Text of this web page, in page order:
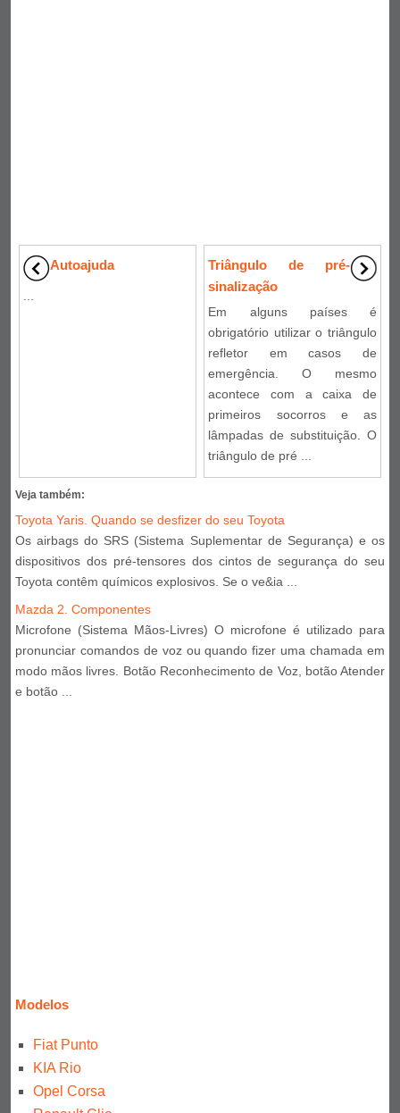
Autoajuda
Triângulo de pré-
sinalização
Em alguns países é
obrigatório utilizar o triângulo
refletor em casos de
emergência. O mesmo
acontece com a caixa de
primeiros socorros e as
lâmpadas de substituição. O
triângulo de pré ...
Veja também:
Toyota Yaris. Quando se desfizer do seu Toyota
Os airbags do SRS (Sistema Suplementar de Segurança) e os
dispositivos dos pré-tensores dos cintos de segurança do seu
Toyota contêm químicos explosivos. Se o ve&ia ...
Mazda 2. Componentes
Microfone (Sistema Mãos-Livres) O microfone é utilizado para
pronunciar comandos de voz ou quando fizer uma chamada em
modo mãos livres. Botão Reconhecimento de Voz, botão Atender
e botão ...
Modelos
Fiat Punto
KIA Rio
Opel Corsa